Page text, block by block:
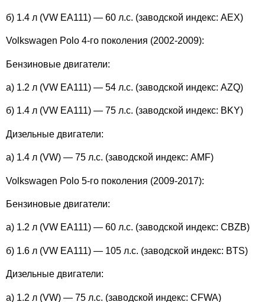
б) 1.4 л (VW EA111) — 60 л.с. (заводской индекс: AEX)
Volkswagen Polo 4-го поколения (2002-2009):
Бензиновые двигатели:
а) 1.2 л (VW EA111) — 54 л.с. (заводской индекс: AZQ)
б) 1.4 л (VW EA111) — 75 л.с. (заводской индекс: BKY)
Дизельные двигатели:
а) 1.4 л (VW) — 75 л.с. (заводской индекс: AMF)
Volkswagen Polo 5-го поколения (2009-2017):
Бензиновые двигатели:
а) 1.2 л (VW EA111) — 60 л.с. (заводской индекс: CBZB)
б) 1.6 л (VW EA111) — 105 л.с. (заводской индекс: BTS)
Дизельные двигатели:
а) 1.2 л (VW) — 75 л.с. (заводской индекс: CFWA)